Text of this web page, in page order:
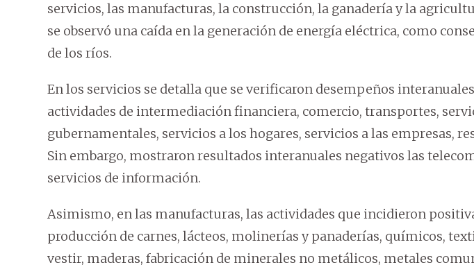
servicios, las manufacturas, la construcción, la ganadería y la
se observó una caída en la generación de energía eléctrica, como
de los ríos.
En los servicios se detalla que se verificaron desempeños
actividades de intermediación financiera, comercio, transportes,
gubernamentales, servicios a los hogares, servicios a las empresas,
Sin embargo, mostraron resultados interanuales negativos las
servicios de información.
Asimismo, en las manufacturas, las actividades que incidieron
producción de carnes, lácteos, molinerías y panaderías, químicos,
vestir, maderas, fabricación de minerales no metálicos, metales